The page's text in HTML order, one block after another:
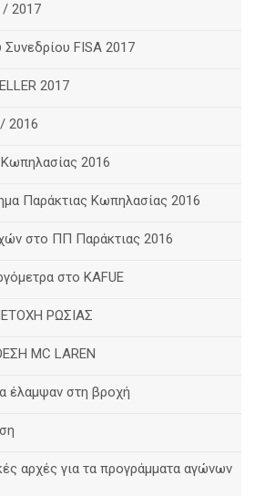
/ 2017
FISA 2017
2017
2016
2016
Παράκτιας Κωπηλασίας 2016
στο ΠΠ Παράκτιας 2016
στο ΚΑFUE
ΡΩΣΙΑΣ
MC LAREN
έλαμψαν στη βροχή
αρχές για τα προγράμματα αγώνων